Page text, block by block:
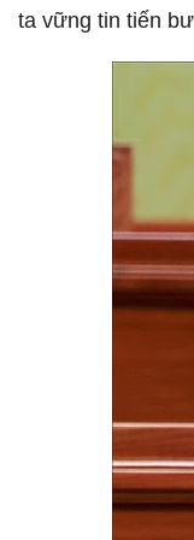
ta vững tin tiến